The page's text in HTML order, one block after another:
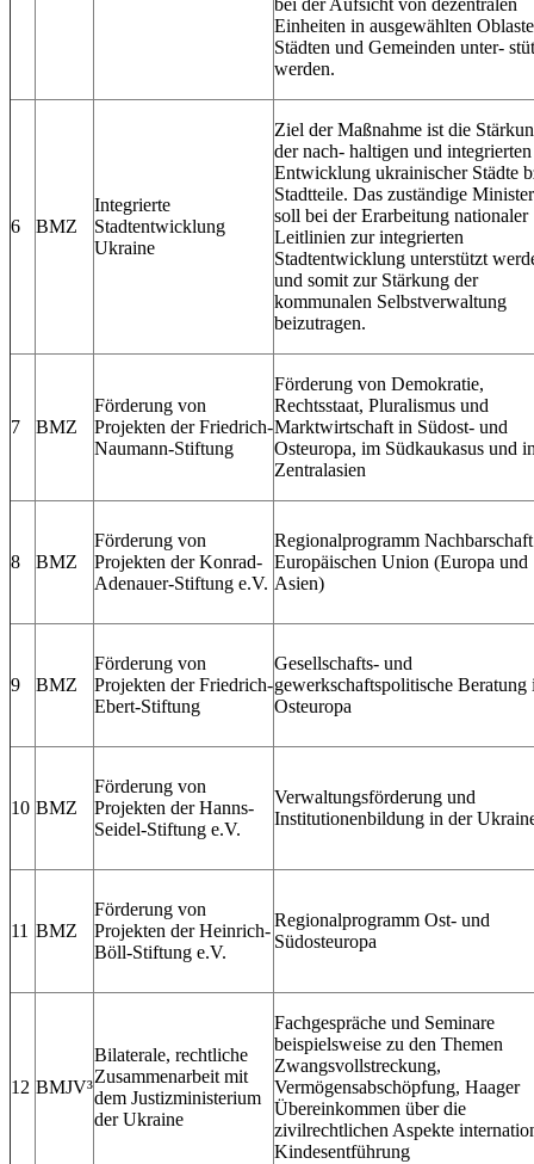
bei der Aufsicht von dezentralen
Einheiten in ausgewählten
Städten und Gemeinden unter‐
werden.
6 BMZ
Integrierte
Stadtentwicklung
Ukraine
Ziel der Maßnahme ist die
der nach‐ haltigen und integrierten
Entwicklung ukrainischer Städte
Stadtteile. Das zuständige
soll bei der Erarbeitung nationaler
Leitlinien zur integrierten
Stadtentwicklung unterstützt
und somit zur Stärkung der
kommunalen Selbstverwaltung
beizutragen.
7 BMZ
Förderung von
Projekten der Friedrich‐
Naumann‐Stiftung
Förderung von Demokratie,
Rechtsstaat, Pluralismus und
Marktwirtschaft in Südost‐ und
Osteuropa, im Südkaukasus und
Zentralasien
8 BMZ
Förderung von
Projekten der Konrad‐
Adenauer‐Stiftung e.V.
Regionalprogramm
Europäischen Union (Europa und
Asien)
9 BMZ
Förderung von
Projekten der Friedrich‐
Ebert‐Stiftung
Gesellschafts‐ und
gewerkschaftspolitische Beratung
Osteuropa
10 BMZ
Förderung von
Projekten der Hanns‐
Seidel‐Stiftung e.V.
Verwaltungsförderung und
Institutionenbildung in der
11 BMZ
Förderung von
Projekten der Heinrich‐
Böll‐Stiftung e.V.
Regionalprogramm Ost‐ und
Südosteuropa
12 BMJV³
Bilaterale, rechtliche
Zusammenarbeit mit
dem Justizministerium
der Ukraine
Fachgespräche und Seminare
beispielsweise zu den Themen
Zwangsvollstreckung,
Vermögensabschöpfung, Haager
Übereinkommen über die
zivilrechtlichen Aspekte
Kindesentführung